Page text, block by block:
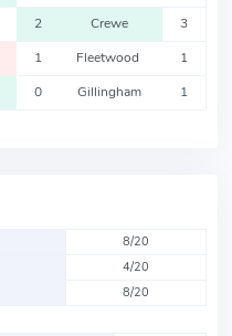
2 Crewe 3
1 Fleetwood 1
0 Gillingham 1
8/20
4/20
8/20